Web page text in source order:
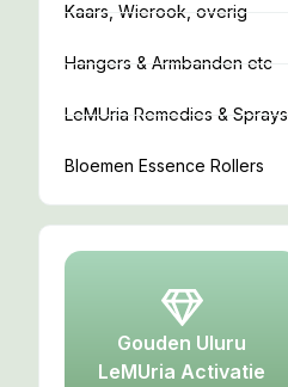
Kaars, Wierook, overig
Hangers & Armbanden etc
LeMUria Remedies & Sprays
Bloemen Essence Rollers
Gouden Uluru
LeMUria Activatie